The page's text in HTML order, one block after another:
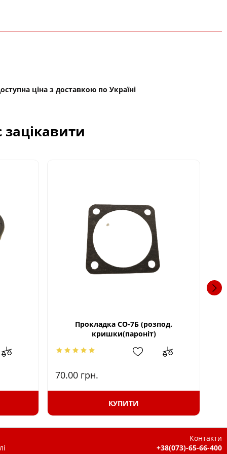
ціна з доставкою по Україні
Прокладка СО-7Б (розпод.
кришки(пароніт)
70.00 грн.
КУПИТИ
Контакти
+38(073)-65-66-400